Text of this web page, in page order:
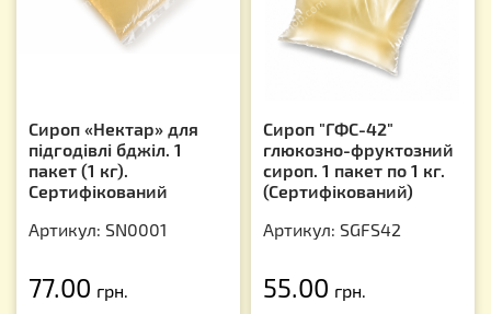
Сироп «Нектар» для
підгодівлі бджіл. 1
пакет (1 кг).
Сертифікований
Артикул: SN0001
77.00 грн.
Сироп "ГФС-42"
глюкозно-фруктозний
сироп. 1 пакет по 1 кг.
(Сертифікований)
Артикул: SGFS42
55.00 грн.